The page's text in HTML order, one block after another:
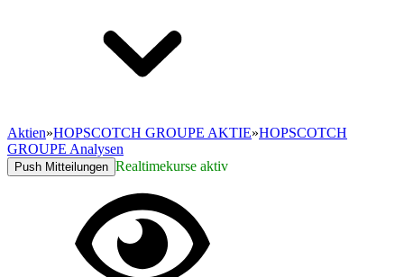
Aktien»HOPSCOTCH GROUPE AKTIE»HOPSCOTCH
GROUPE Analysen
Push Mitteilungen Realtimekurse aktiv